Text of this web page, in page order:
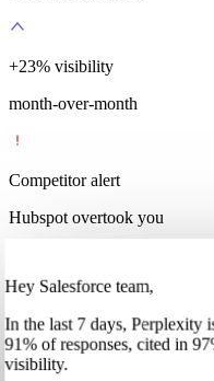
+35% visibility
month-over-month
Competitor alert
Hubspot overtook you
Hey Salesforce team,
Inthe last 7 days, Perplexity
91% of responses, cited in 97
visibility.